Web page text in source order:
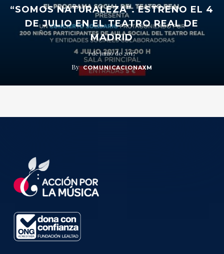
“SOMOS NATURALEZA”. ESTRENO EL 4
DE JULIO EN EL TEATRO REAL DE
MADRID
1 de junio de 2017
By COMUNICACIONAXM